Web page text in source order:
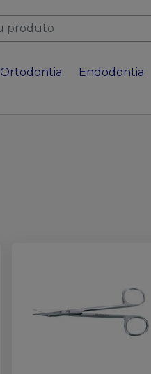
Ortodontia Endodontia